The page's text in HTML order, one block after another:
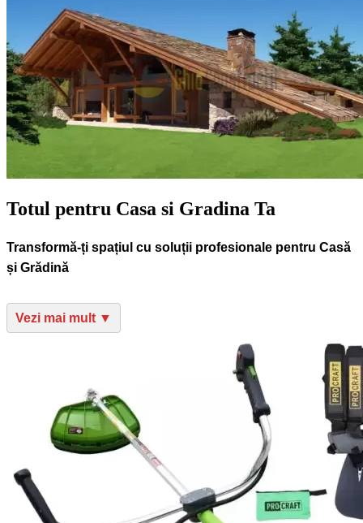
Totul pentru Casa si Gradina Ta
Transformă-ți spațiul cu soluții profesionale pentru Casă
și Grădină